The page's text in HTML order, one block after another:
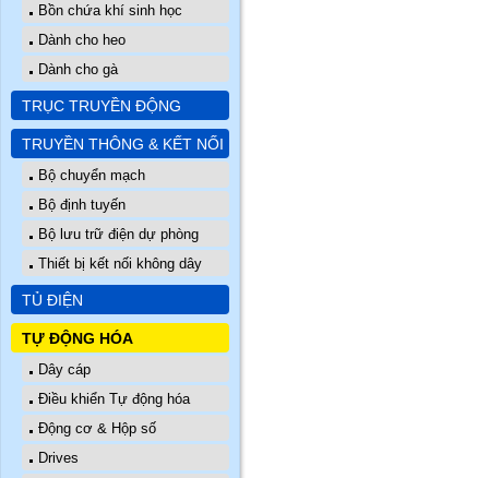
Bồn chứa khí sinh học
Dành cho heo
Dành cho gà
TRỤC TRUYỀN ĐỘNG
TRUYỀN THÔNG & KẾT NỐI
Bộ chuyển mạch
Bộ định tuyến
Bộ lưu trữ điện dự phòng
Thiết bị kết nối không dây
TỦ ĐIỆN
TỰ ĐỘNG HÓA
Dây cáp
Điều khiển Tự động hóa
Động cơ & Hộp số
Drives